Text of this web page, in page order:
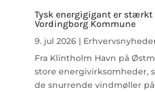
Tysk energigigant er
Vordingborg Kommune
9. jul 2026 |
Fra Klintholm Havn på
store energivirksomheder,
de snurrende vindmøller